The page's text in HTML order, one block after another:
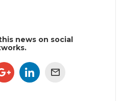
news on social